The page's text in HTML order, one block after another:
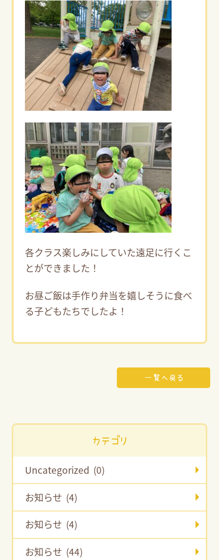
各クラス楽しみにしていた遠足に行くこ
とができました！
お昼ご飯は手作り弁当を嬉しそうに食べ
る子どもたちでしたよ！
一覧へ戻る
カテゴリ
Uncategorized (0)
お知らせ (4)
お知らせ (4)
お知らせ (44)